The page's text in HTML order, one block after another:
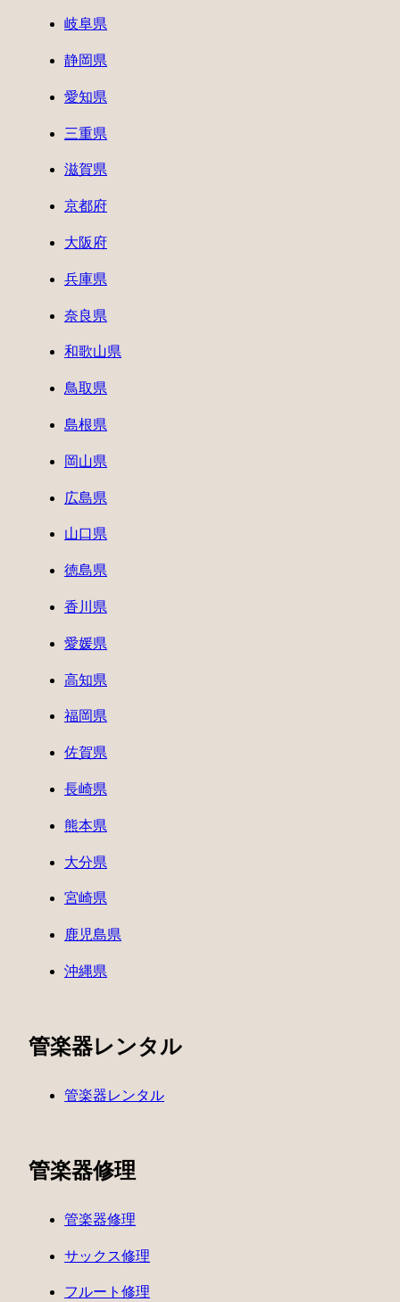
岐阜県
静岡県
愛知県
三重県
滋賀県
京都府
大阪府
兵庫県
奈良県
和歌山県
鳥取県
島根県
岡山県
広島県
山口県
徳島県
香川県
愛媛県
高知県
福岡県
佐賀県
長崎県
熊本県
大分県
宮崎県
鹿児島県
沖縄県
管楽器レンタル
管楽器レンタル
管楽器修理
管楽器修理
サックス修理
フルート修理